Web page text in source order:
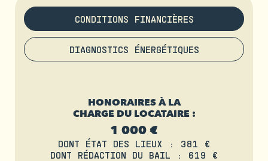
CONDITIONS FINANCIÈRES
DIAGNOSTICS ÉNERGÉTIQUES
HONORAIRES À LA
CHARGE DU LOCATAIRE :
1 000 €
DONT ÉTAT DES LIEUX : 381 €
DONT RÉDACTION DU BAIL : 619 €